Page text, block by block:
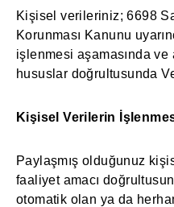
Kişisel verileriniz; 6698
Korunması Kanunu
işlenmesi aşamasında ve
hususlar doğrultusunda
Kişisel Verilerin
Paylaşmış olduğunuz
faaliyet amacı
otomatik olan ya da